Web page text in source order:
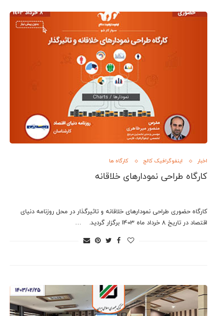
اخبار اینفوگرافیک کالج کارگاه ها
کارگاه طراحی نمودارهای خلاقانه
کارگاه حضوری طراحی نمودارهای خلاقانه و تاثیرگذار در محل روزنامه دنیای
اقتصاد در تاریخ 8 خرداد ماه 1403 برگزار گردید. …